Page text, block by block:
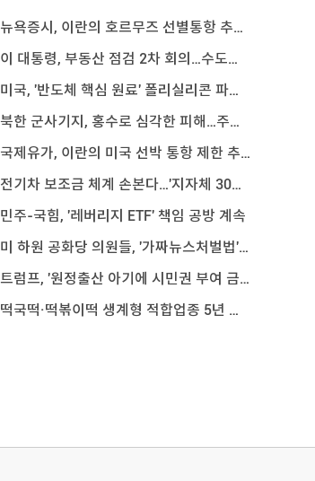
뉴욕증시, 이란의 호르무즈 선별통항 추진에 하락
이 대통령, 부동산 점검 2차 회의…수도권 공급대책 ...
미국, '반도체 핵심 원료' 폴리실리콘 파생상품에 ...
북한 군사기지, 홍수로 심각한 피해…주택 수백채 파괴
국제유가, 이란의 미국 선박 통항 제한 추진에 상승
전기차 보조금 체계 손본다…'지자체 30％ 매칭' ...
민주-국힘, '레버리지 ETF' 책임 공방 계속
미 하원 공화당 의원들, '가짜뉴스처벌법' 항의 서한
트럼프, '원정출산 아기에 시민권 부여 금지' 행정 ...
떡국떡·떡볶이떡 생계형 적합업종 5년 연장…대기업 ...